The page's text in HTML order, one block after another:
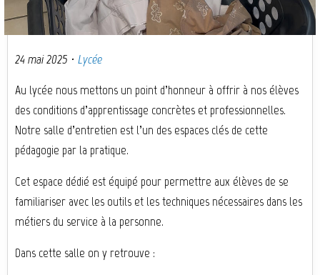
24 mai 2025 · Lycée
Au lycée nous mettons un point d’honneur à offrir à nos élèves
des conditions d’apprentissage concrètes et professionnelles.
Notre salle d’entretien est l’un des espaces clés de cette
pédagogie par la pratique.
Cet espace dédié est équipé pour permettre aux élèves de se
familiariser avec les outils et les techniques nécessaires dans les
métiers du service à la personne.
Dans cette salle on y retrouve :